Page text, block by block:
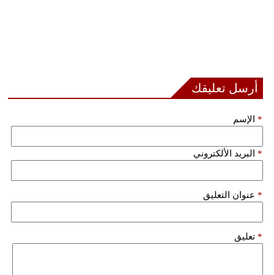
أرسل تعليقك
الإسم *
البريد الألكتروني *
عنوان التعليق *
تعليق *